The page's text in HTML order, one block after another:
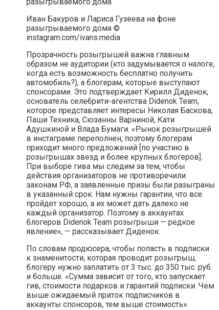
Иван Бакуров и Лариса Гузеева на фоне
разыгрываемого дома ©
instagram.com/ivans.media
Прозрачность розыгрышей важна главным
образом не аудитории (кто задумывается о налоге,
когда есть возможность бесплатно получить
автомобиль?), а блогерам, которые выступают
спонсорами. Это подтверждает Кирилл Диденок,
основатель селебрити-агентства Didenok Team,
которое представляет интересы Николая Баскова,
Паши Техника, Сюзанны Варниной, Кати
Адушкиной и Влада Бумаги. «Рынок розыгрышей
в инстаграме переполнен, поэтому блогерам
приходит много предложений [по участию в
розыгрышах звезд и более крупных блогеров].
При выборе гива мы следим за тем, чтобы
действия организаторов не противоречили
законам РФ, а заявленные призы были разыграны
в указанный срок. Нам нужны гарантии, что все
пройдет хорошо, а их может дать далеко не
каждый организатор. Поэтому в аккаунтах
блогеров Didenok Team розыгрыши — редкое
явление», — рассказывает Диденок.
По словам продюсера, чтобы попасть в подписки
к знаменитости, которая проводит розыгрыш,
блогеру нужно заплатить от 3 тыс. до 350 тыс. руб.
и больше. «Сумма зависит от того, кто запускает
гив, стоимости подарков и гарантий подписки. Чем
выше ожидаемый приток подписчиков в
аккаунты спонсоров, тем выше стоимость».